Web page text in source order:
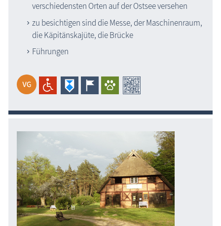
verschiedensten Orten auf der Ostsee versehen
zu besichtigen sind die Messe, der Maschinenraum,
die Käpitänskajüte, die Brücke
Führungen